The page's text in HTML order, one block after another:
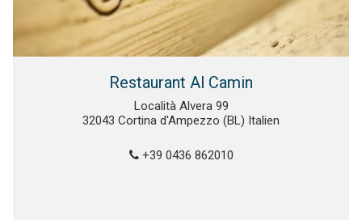
Restaurant Al Camin
Località Alvera 99
32043 Cortina d'Ampezzo (BL) Italien
+39 0436 862010